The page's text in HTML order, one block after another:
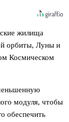
жилища
орбиты, Луны и
Космическом
модуля, чтобы
обеспечить